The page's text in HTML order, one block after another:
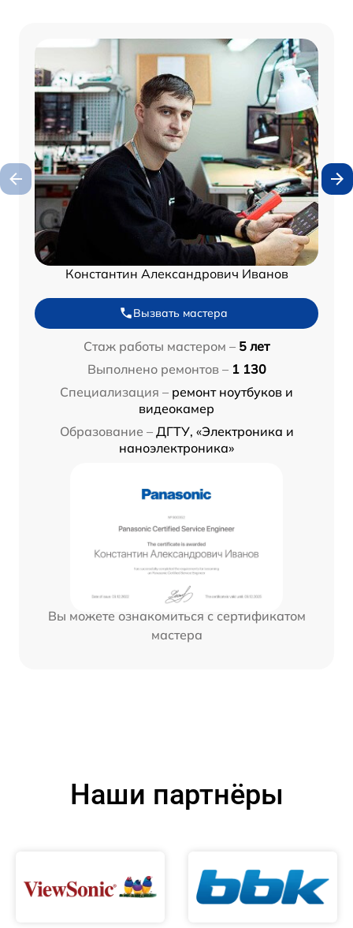
Константин Александрович Иванов
Вызвать мастера
Стаж работы мастером – 5 лет
Выполнено ремонтов – 1 130
Специализация – ремонт ноутбуков и
видеокамер
Образование – ДГТУ, «Электроника и
наноэлектроника»
Вы можете ознакомиться с сертификатом
мастера
Наши партнёры